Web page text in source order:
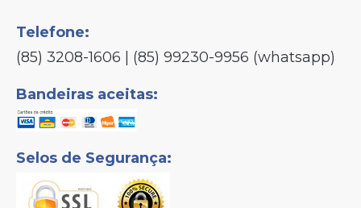
Telefone:
(85) 3208-1606 | (85) 99230-9956 (whatsapp)
Bandeiras aceitas:
Selos de Segurança: